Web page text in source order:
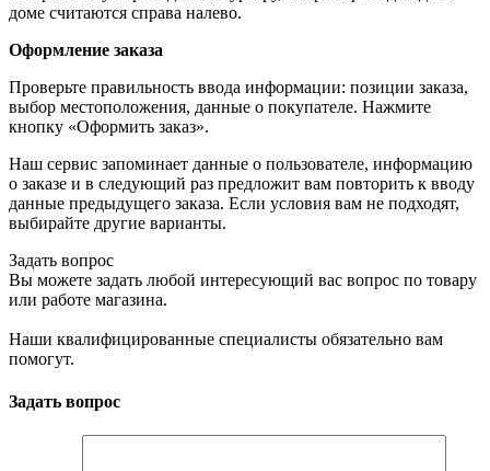
доме считаются справа налево.
Оформление заказа
Проверьте правильность ввода информации: позиции заказа,
выбор местоположения, данные о покупателе. Нажмите
кнопку «Оформить заказ».
Наш сервис запоминает данные о пользователе, информацию
о заказе и в следующий раз предложит вам повторить к вводу
данные предыдущего заказа. Если условия вам не подходят,
выбирайте другие варианты.
Задать вопрос
Вы можете задать любой интересующий вас вопрос по товару
или работе магазина.
Наши квалифицированные специалисты обязательно вам
помогут.
Задать вопрос